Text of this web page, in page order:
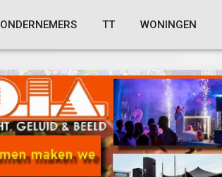
ONDERNEMERS TT WONINGEN